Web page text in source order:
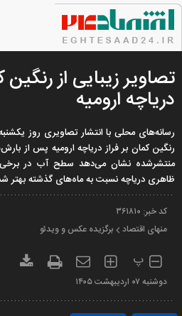
تصاویر زیبایی از رنگین
دریاچه ارومیه
رسانه‌های محلی با انتشار تصاویری روز
رنگین کمان بر فراز دریاچه ارومیه پس از
منتشرشده نشان می‌دهد سطح آب در برخی
ظاهری دریاچه نسبت به ماه‌های گذشته بهتر
کد خبر: ۳۶۱۸۱۰
منهای اقتصاد
برگزیده عکس و ویدئو
پ
دوشنبه ۰۷ ارديبهشت ۱۴۰۵